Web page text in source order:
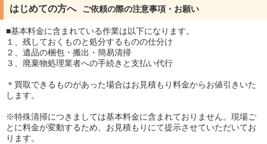
はじめての方へ ご依頼の際の注意事項・お願い
■基本料金に含まれている作業は以下になります。
１、残しておくものと処分するものの仕分け
２、遺品の梱包・搬出・簡易清掃
３、廃棄物処理業者への手続きと支払い代行
＊買取できるものがあった場合はお見積もり料金からお値引きいた
します。
※特殊清掃につきましては基本料金に含まれておりません。現場ご
とに料金が変動するため、お見積もりにて提示させていただいてお
ります。